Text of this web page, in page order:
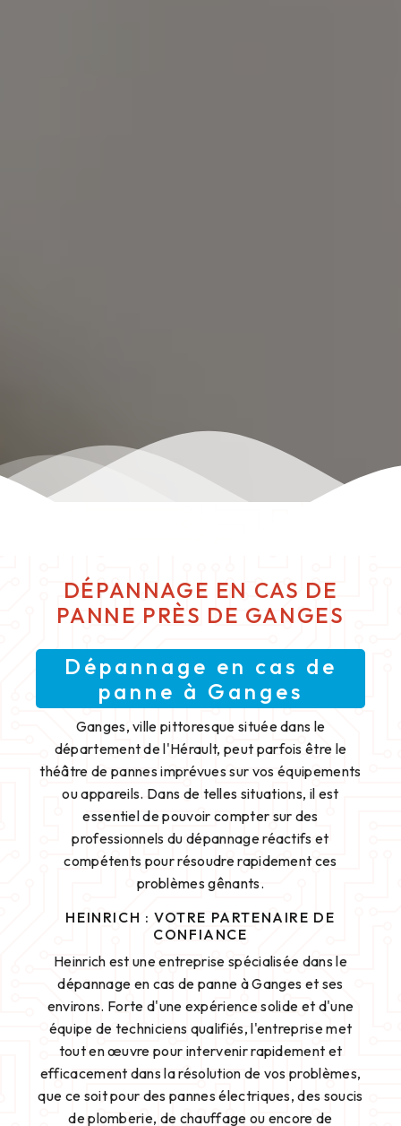
DÉPANNAGE EN CAS DE
PANNE PRÈS DE GANGES
Dépannage en cas de
panne à Ganges
Ganges, ville pittoresque située dans le
département de l'Hérault, peut parfois être le
théâtre de pannes imprévues sur vos équipements
ou appareils. Dans de telles situations, il est
essentiel de pouvoir compter sur des
professionnels du dépannage réactifs et
compétents pour résoudre rapidement ces
problèmes gênants.
HEINRICH : VOTRE PARTENAIRE DE
CONFIANCE
Heinrich est une entreprise spécialisée dans le
dépannage en cas de panne à Ganges et ses
environs. Forte d'une expérience solide et d'une
équipe de techniciens qualifiés, l'entreprise met
tout en œuvre pour intervenir rapidement et
efficacement dans la résolution de vos problèmes,
que ce soit pour des pannes électriques, des soucis
de plomberie, de chauffage ou encore de